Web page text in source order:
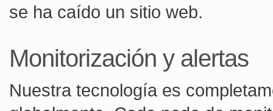
se ha caído un sitio web.
Monitorización y alertas
Nuestra tecnología es